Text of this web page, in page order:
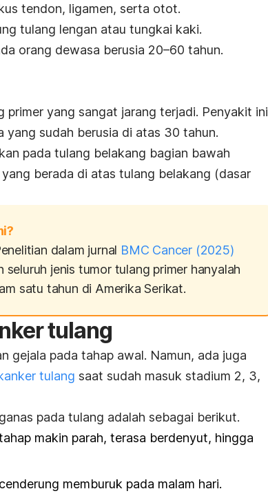
tendon, ligamen, serta otot.
tulang lengan atau tungkai kaki.
orang dewasa berusia 20–60 tahun.
primer yang sangat jarang terjadi. Penyakit ini
yang sudah berusia di atas 30 tahun.
pada tulang belakang bagian bawah
berada di atas tulang belakang (dasar
dalam jurnal BMC Cancer (2025)
jenis tumor tulang primer hanyalah
satu tahun di Amerika Serikat.
tulang
gejala pada tahap awal. Namun, ada juga
tulang saat sudah masuk stadium 2, 3,
pada tulang adalah sebagai berikut.
makin parah, terasa berdenyut, hingga
memburuk pada malam hari.